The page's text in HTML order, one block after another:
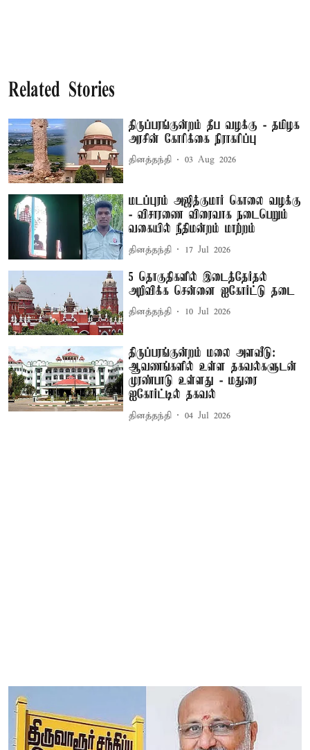
Related Stories
திருப்பரங்குன்றம் தீப வழக்கு - தமிழக
அரசின் கோரிக்கை நிராகரிப்பு
தினத்தந்தி 03 Aug 2026
மடப்புரம் அஜித்குமார் கொலை வழக்கு
- விசாரணை விரைவாக நடைபெறும்
வகையில் நீதிமன்றம் மாற்றம்
தினத்தந்தி 17 Jul 2026
5 தொகுதிகளில் இடைத்தேர்தல்
அறிவிக்க சென்னை ஐகோர்ட்டு தடை
தினத்தந்தி 10 Jul 2026
திருப்பரங்குன்றம் மலை அளவீடு:
ஆவணங்களில் உள்ள தகவல்களுடன்
முரண்பாடு உள்ளது - மதுரை
ஐகோர்ட்டில் தகவல்
தினத்தந்தி 04 Jul 2026